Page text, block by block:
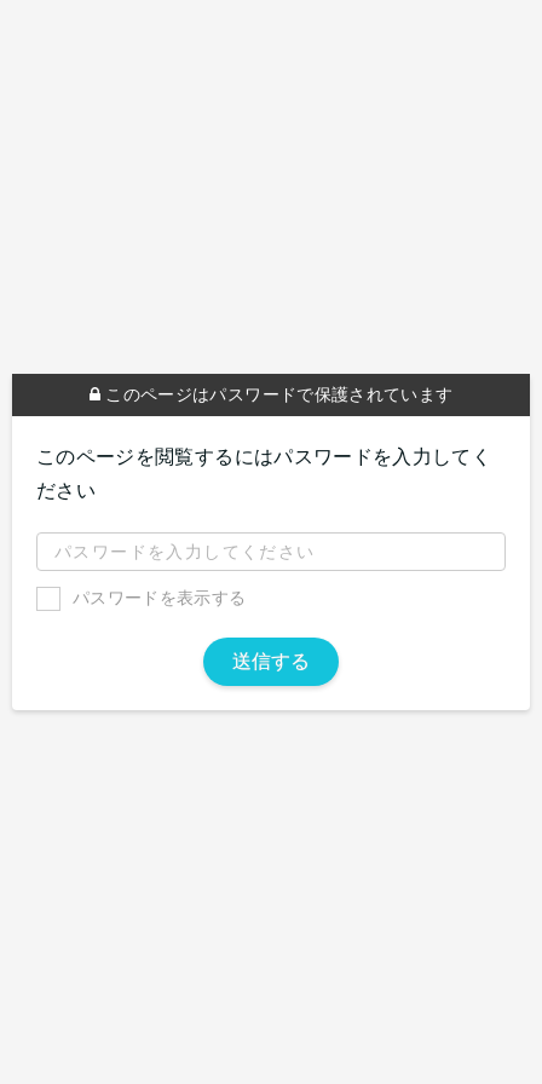
このページはパスワードで保護されています
このページを閲覧するにはパスワードを入力してく
ださい
パスワードを表示する
送信する